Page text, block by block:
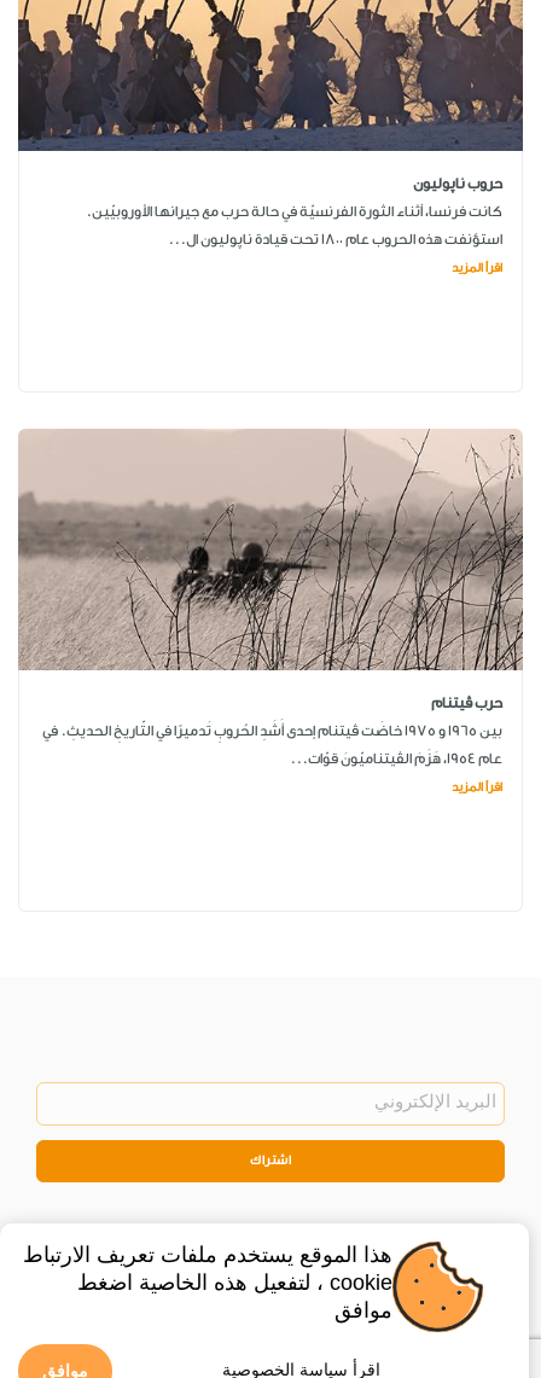
حروب ناپوليون
كانت فرنسا، أثناء الثورة الفرنسيّة في حالة حرب مع جيرانها الأوروبيّين.
استؤنفت هذه الحروب عام 1800 تحت قيادة ناپوليون ال...
اقرأ المزيد
حرب ڤيتنام
بين 1965 و 1975 خاضَت ڤيتنام إحدى أَشَدِ الحُروبِ تَدميرًا في التّاريخِ الحديثِ. في
عام 1954، هَزَمَ الڤيتناميّونَ قوّات...
اقرأ المزيد
اشتراك
هذا الموقع يستخدم ملفات تعريف الارتباط
cookie ، لتفعيل هذه الخاصية اضغط
موافق
موافق اقرأ سياسة الخصوصية